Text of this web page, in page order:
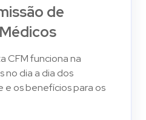
de
CFM funciona na
no dia a dia dos
e os benefícios para os